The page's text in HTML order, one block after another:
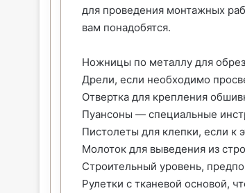
для проведения монтажных
вам понадобятся.
Ножницы по металлу для
Дрели, если необходимо
Отвертка для крепления
Пуансоны — специальные
Пистолеты для клепки, если к
Молоток для выведения из
Строительный уровень,
Рулетки с тканевой основой,